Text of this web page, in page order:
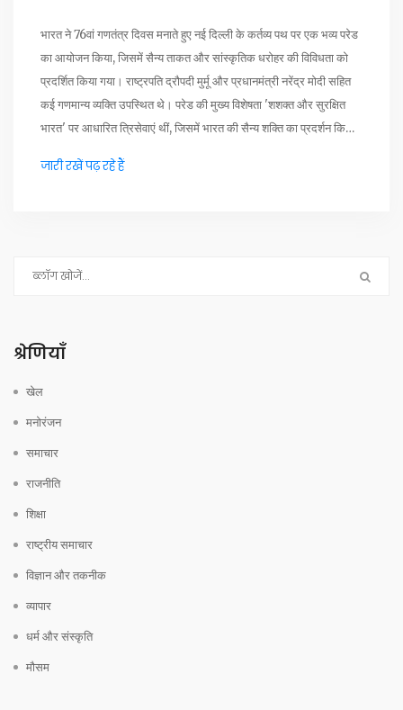
भारत ने 76वां गणतंत्र दिवस मनाते हुए नई दिल्ली के कर्तव्य पथ पर एक भव्य परेड
का आयोजन किया, जिसमें सैन्य ताकत और सांस्कृतिक धरोहर की विविधता को
प्रदर्शित किया गया। राष्ट्रपति द्रौपदी मुर्मू और प्रधानमंत्री नरेंद्र मोदी सहित
कई गणमान्य व्यक्ति उपस्थित थे। परेड की मुख्य विशेषता 'शशक्त और सुरक्षित
भारत' पर आधारित त्रिसेवाएं थीं, जिसमें भारत की सैन्य शक्ति का प्रदर्शन किया
जारी रखें पढ़ रहे हैं
श्रेणियाँ
खेल
मनोरंजन
समाचार
राजनीति
शिक्षा
राष्ट्रीय समाचार
विज्ञान और तकनीक
व्यापार
धर्म और संस्कृति
मौसम